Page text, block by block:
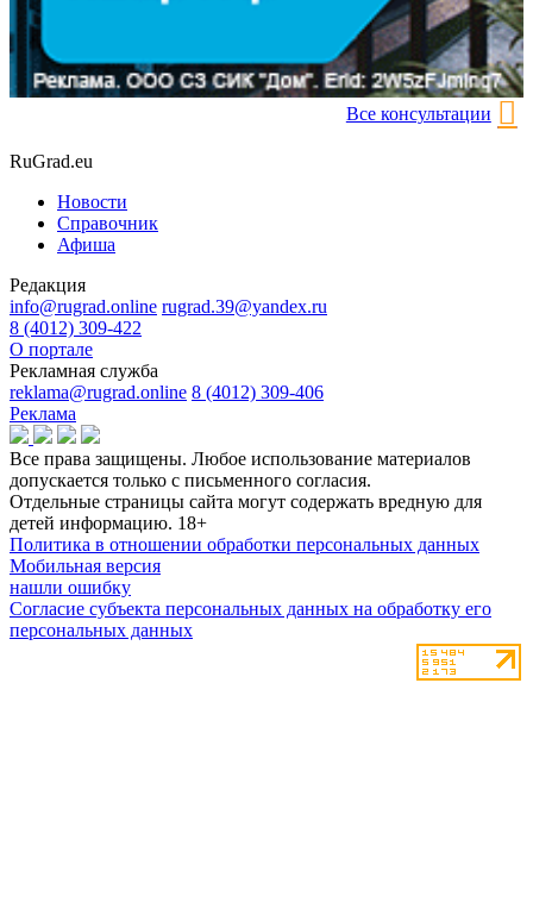
Все консультации
RuGrad.eu
Новости
Справочник
Афиша
Редакция
info@rugrad.online rugrad.39@yandex.ru
8 (4012) 309-422
О портале
Рекламная служба
reklama@rugrad.online 8 (4012) 309-406
Реклама
Все права защищены. Любое использование материалов
допускается только с письменного согласия.
Отдельные страницы сайта могут содержать вредную для
детей информацию. 18+
Политика в отношении обработки персональных данных
Мобильная версия
нашли ошибку
Согласие субъекта персональных данных на обработку его
персональных данных